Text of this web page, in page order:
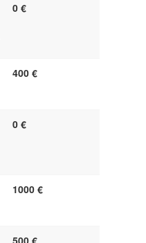
0 €
400 €
0 €
1000 €
500 €